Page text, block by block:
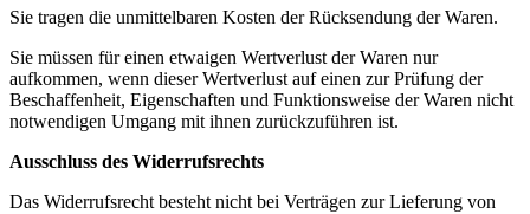
Sie tragen die unmittelbaren Kosten der Rücksendung der Waren.
Sie müssen für einen etwaigen Wertverlust der Waren nur
aufkommen, wenn dieser Wertverlust auf einen zur Prüfung der
Beschaffenheit, Eigenschaften und Funktionsweise der Waren nicht
notwendigen Umgang mit ihnen zurückzuführen ist.
Ausschluss des Widerrufsrechts
Das Widerrufsrecht besteht nicht bei Verträgen zur Lieferung von